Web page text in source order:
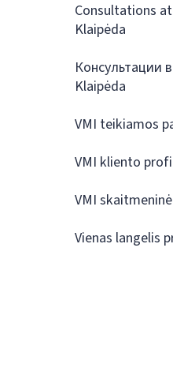
Consultations
Klaipėda
Консультации
Klaipėda
VMI teikiamos
VMI kliento
VMI
Vienas langelis